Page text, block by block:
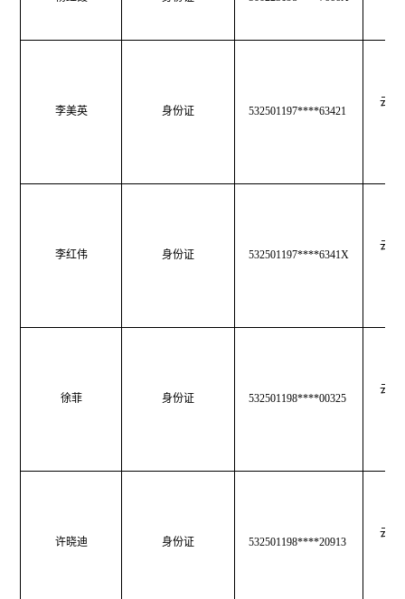
李美英 身份证 532501197****63421
云南
李红伟 身份证 532501197****6341X
云南
徐菲 身份证 532501198****00325
云南
许晓迪 身份证 532501198****20913
云南